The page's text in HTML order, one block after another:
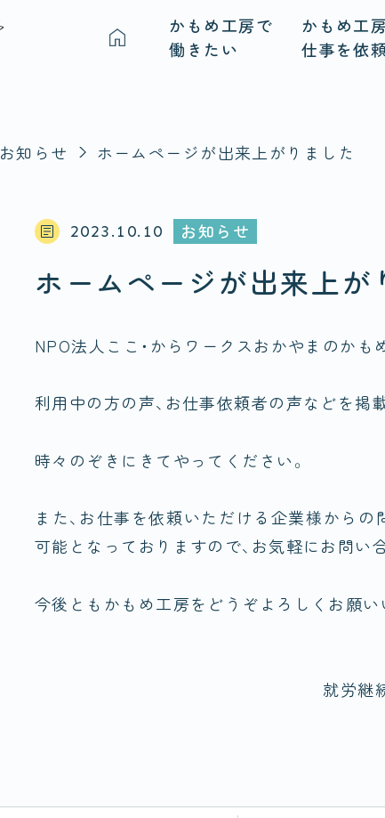
かもめ工房で
働きたい
かもめ工
仕事を依
お知らせ ホームページが出来上がりました！
2023.10.10 お知らせ
ホームページが出来上が
NPO法人ここ・からワークスおかやまのか
利用中の方の声、お仕事依頼者の声などを掲
時々のぞきにきてやってください。
また、お仕事を依頼いただける企業様から
可能となっておりますので、お気軽にお問い
今後ともかもめ工房をどうぞよろしくお願い
就労継